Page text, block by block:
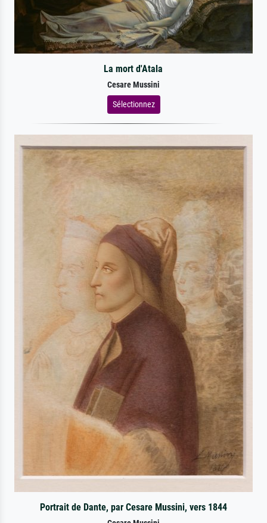
La mort d'Atala
Cesare Mussini
Sélectionnez
Portrait de Dante, par Cesare Mussini, vers 1844